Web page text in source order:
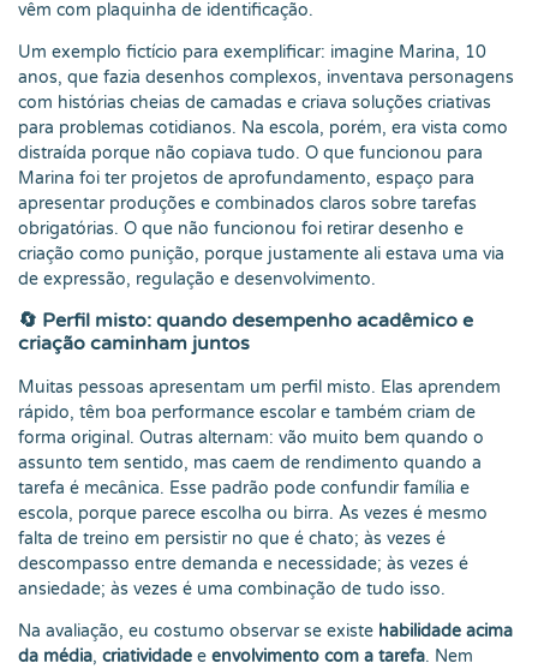
vêm com plaquinha de identificação.
Um exemplo fictício para exemplificar: imagine Marina, 10
anos, que fazia desenhos complexos, inventava personagens
com histórias cheias de camadas e criava soluções criativas
para problemas cotidianos. Na escola, porém, era vista como
distraída porque não copiava tudo. O que funcionou para
Marina foi ter projetos de aprofundamento, espaço para
apresentar produções e combinados claros sobre tarefas
obrigatórias. O que não funcionou foi retirar desenho e
criação como punição, porque justamente ali estava uma via
de expressão, regulação e desenvolvimento.
🔄 Perfil misto: quando desempenho acadêmico e
criação caminham juntos
Muitas pessoas apresentam um perfil misto. Elas aprendem
rápido, têm boa performance escolar e também criam de
forma original. Outras alternam: vão muito bem quando o
assunto tem sentido, mas caem de rendimento quando a
tarefa é mecânica. Esse padrão pode confundir família e
escola, porque parece escolha ou birra. Às vezes é mesmo
falta de treino em persistir no que é chato; às vezes é
descompasso entre demanda e necessidade; às vezes é
ansiedade; às vezes é uma combinação de tudo isso.
Na avaliação, eu costumo observar se existe habilidade acima
da média, criatividade e envolvimento com a tarefa. Nem